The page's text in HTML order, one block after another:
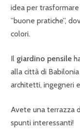
idea per
”buone pratiche”,
colori.
Il giardino pensile
alla città di
architetti, ingegneri
Avete una terrazza
spunti interessanti!